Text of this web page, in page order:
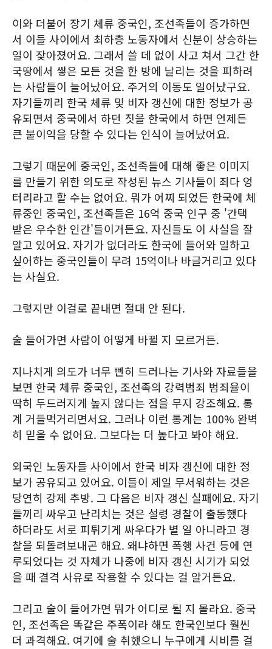
이와 더불어 장기 체류 중국인, 조선족들이 증가하면
서 이들 사이에서 최하층 노동자에서 신분이 상승하는
일이 잦아졌어요. 그래서 쓸 데 없이 사고 쳐서 그간 한
국땅에서 쌓은 모든 것을 한 방에 날리는 것을 피하려
는 사람들이 늘어났어요. 주거의 이동도 일어났구요.
자기들끼리 한국 체류 및 비자 갱신에 대한 정보가 공
유되면서 중국에서 하던 짓을 한국에서 하면 언제든
큰 불이익을 당할 수 있다는 인식이 늘어났어요.
그렇기 때문에 중국인, 조선족들에 대해 좋은 이미지
를 만들기 위한 의도로 작성된 뉴스 기사들이 죄다 엉
터리라고 할 수는 없어요. 뭐가 어찌 되었든 한국에 체
류중인 중국인, 조선족들은 16억 중국 인구 중 '간택
받은 우수한 인간'들이거든요. 자신들도 이 사실을 잘
알고 있어요. 자기가 없더라도 한국에 들어와 일하고
싶어하는 중국인들이 무려 15억이나 바글거리고 있다
는 사실요.
그렇지만 이걸로 끝내면 절대 안 된다.
술 들어가면 사람이 어떻게 바뀔 지 모르거든.
지나치게 의도가 너무 뻔히 드러나는 기사와 자료들을
보면 한국 체류 중국인, 조선족의 강력범죄 범죄율이
딱히 두드러지게 높지 않다는 점을 무지 강조해요. 통
계 거들먹거리면서요. 그러나 이런 통계는 100% 완벽
히 믿을 수 없어요. 그보다는 더 높다고 봐야 해요.
외국인 노동자들 사이에서 한국 비자 갱신에 대한 정
보가 공유되고 있어요. 이들이 제일 무서워하는 것은
당연히 강제 추방. 그 다음은 비자 갱신 실패에요. 자기
들끼리 싸우고 난리치는 것은 설령 경찰이 출동했다
하더라도 서로 피튀기게 싸우다가 별 일 아니라고 경
찰을 되돌려보내곤 해요. 왜냐하면 폭행 사건 등에 연
루되었다는 것 자체가 나중에 비자 갱신 시기가 되었
을 때 결격 사유로 작용할 수 있다는 걸 알거든요.
그리고 술이 들어가면 뭐가 어디로 튈 지 몰라요. 중국
인, 조선족은 똑같은 주폭이라 해도 한국인보다 훨씬
더 과격해요. 여기에 술 취했으니 누구에게 시비를 걸